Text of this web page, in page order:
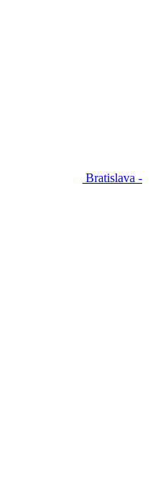
Bratislava -